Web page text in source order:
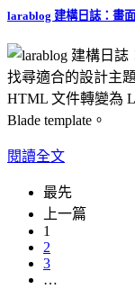
larablog 建構日誌：畫
找尋適合的設計主
HTML 文件轉變為
Blade template。
閱讀全文
最先
上一篇
1
2
3
…